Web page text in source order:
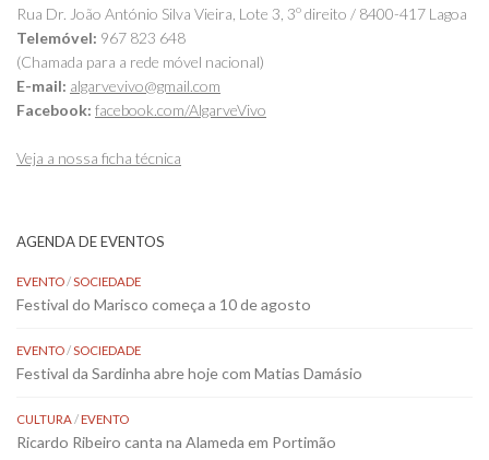
Rua Dr. João António Silva Vieira, Lote 3, 3º direito / 8400-417 Lagoa
Telemóvel: 967 823 648
(Chamada para a rede móvel nacional)
E-mail: algarvevivo@gmail.com
Facebook: facebook.com/AlgarveVivo
Veja a nossa ficha técnica
AGENDA DE EVENTOS
EVENTO/SOCIEDADE
Festival do Marisco começa a 10 de agosto
EVENTO/SOCIEDADE
Festival da Sardinha abre hoje com Matias Damásio
CULTURA/EVENTO
Ricardo Ribeiro canta na Alameda em Portimão